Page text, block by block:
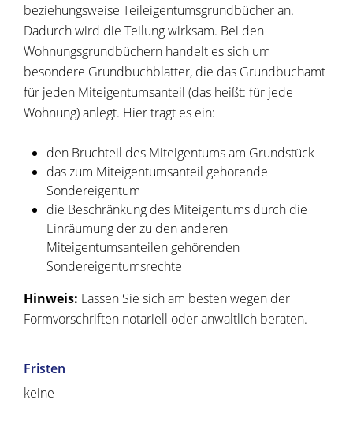
beziehungsweise Teileigentumsgrundbücher an.
Dadurch wird die Teilung wirksam. Bei den
Wohnungsgrundbüchern handelt es sich um
besondere Grundbuchblätter, die das Grundbuchamt
für jeden Miteigentumsanteil (das heißt: für jede
Wohnung) anlegt. Hier trägt es ein:
den Bruchteil des Miteigentums am Grundstück
das zum Miteigentumsanteil gehörende
Sondereigentum
die Beschränkung des Miteigentumsdurch die
Einräumung der zu den anderen
Miteigentumsanteilen gehörenden
Sondereigentumsrechte
Hinweis: Lassen Sie sich am besten wegen der
Formvorschriften notariell oder anwaltlich beraten.
Fristen
keine